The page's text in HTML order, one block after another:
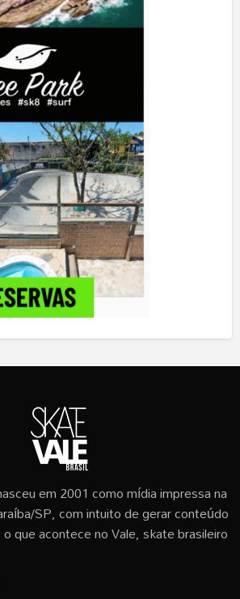
em 2001 como mídia impressa na
SP, com intuito de gerar conteúdo
que acontece no Vale, skate brasileiro